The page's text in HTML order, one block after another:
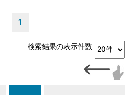
1
検索結果の表示件数